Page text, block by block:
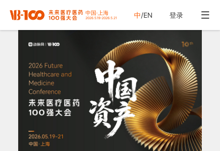
中国·上海
2026.5.19-2026.5.21 中/EN 登录 